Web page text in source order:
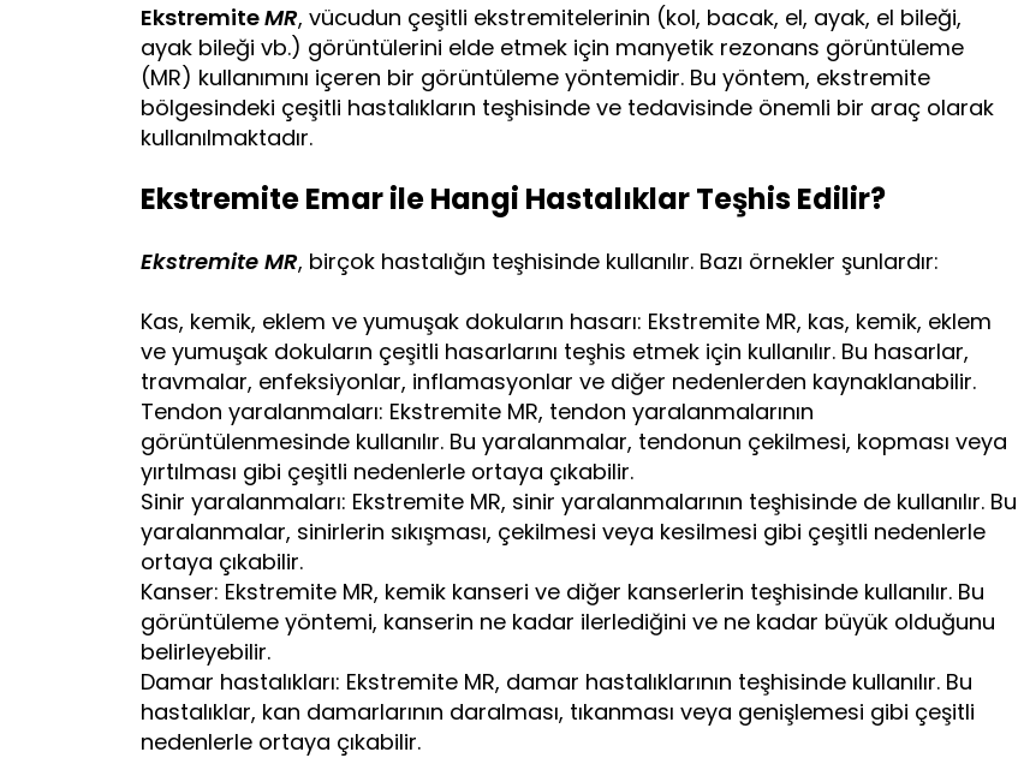
EkstremiteMR, vücudun çeşitli ekstremitelerinin (kol, bacak, el, ayak, el bileği,
ayak bileği vb.) görüntülerini elde etmek için manyetik rezonans görüntüleme
(MR) kullanımını içeren bir görüntüleme yöntemidir. Bu yöntem, ekstremite
bölgesindeki çeşitli hastalıkların teşhisinde ve tedavisinde önemli bir araç olarak
kullanılmaktadır.
Ekstremite Emar ile Hangi Hastalıklar Teşhis Edilir?
Ekstremite MR, birçok hastalığın teşhisinde kullanılır. Bazı örnekler şunlardır:
Kas, kemik, eklem ve yumuşak dokuların hasarı: Ekstremite MR, kas, kemik, eklem
ve yumuşak dokuların çeşitli hasarlarını teşhis etmek için kullanılır. Bu hasarlar,
travmalar, enfeksiyonlar, inflamasyonlar ve diğer nedenlerden kaynaklanabilir.
Tendon yaralanmaları: Ekstremite MR, tendon yaralanmalarının
görüntülenmesinde kullanılır. Bu yaralanmalar, tendonun çekilmesi, kopması veya
yırtılması gibi çeşitli nedenlerle ortaya çıkabilir.
Sinir yaralanmaları: Ekstremite MR, sinir yaralanmalarının teşhisinde de kullanılır. Bu
yaralanmalar, sinirlerin sıkışması, çekilmesi veya kesilmesi gibi çeşitli nedenlerle
ortaya çıkabilir.
Kanser: Ekstremite MR, kemik kanseri ve diğer kanserlerin teşhisinde kullanılır. Bu
görüntüleme yöntemi, kanserin ne kadar ilerlediğini ve ne kadar büyük olduğunu
belirleyebilir.
Damar hastalıkları: Ekstremite MR, damar hastalıklarının teşhisinde kullanılır. Bu
hastalıklar, kan damarlarının daralması, tıkanması veya genişlemesi gibi çeşitli
nedenlerle ortaya çıkabilir.